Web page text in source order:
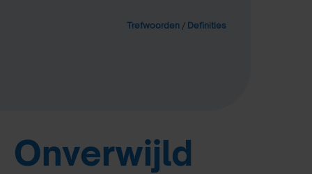
Trefwoorden / Definities
Onverwijld